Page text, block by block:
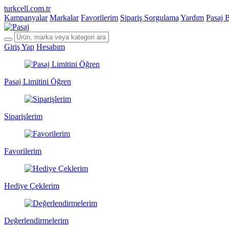
turkcell.com.tr
Kampanyalar Markalar Favorilerim Sipariş Sorgulama Yardım Pasaj
Giriş Yap Hesabım
Pasaj Limitini Öğren
Siparişlerim
Favorilerim
Hediye Çeklerim
Değerlendirmelerim